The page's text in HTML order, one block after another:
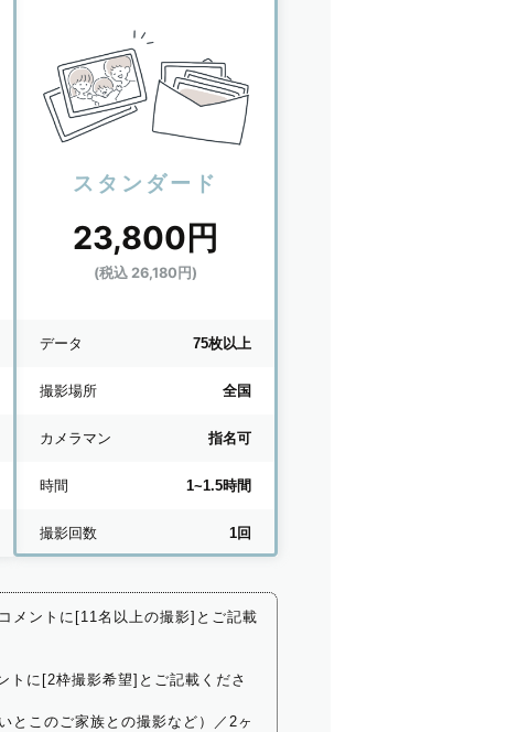
スタンダード
23,800円
(税込 26,180円)
データ 75枚以上
撮影場所 全国
カメラマン 指名可
時間 1~1.5時間
撮影回数 1回
メントに[11名以上の撮影]とご記載
トに[2枠撮影希望]とご記載くださ
とこのご家族との撮影など）／2ヶ